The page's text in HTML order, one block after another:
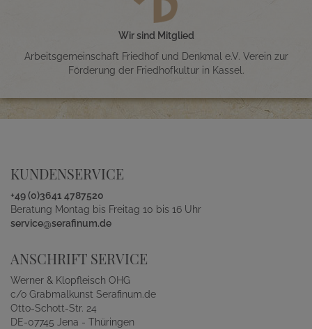
Wir sind Mitglied
Arbeitsgemeinschaft Friedhof und Denkmal e.V. Verein zur
Förderung der Friedhofkultur in Kassel.
KUNDENSERVICE
+49 (0)3641 4787520
Beratung Montag bis Freitag 10 bis 16 Uhr
service@serafinum.de
ANSCHRIFT SERVICE
Werner & Klopfleisch OHG
c/o Grabmalkunst Serafinum.de
Otto-Schott-Str. 24
DE-07745 Jena - Thüringen